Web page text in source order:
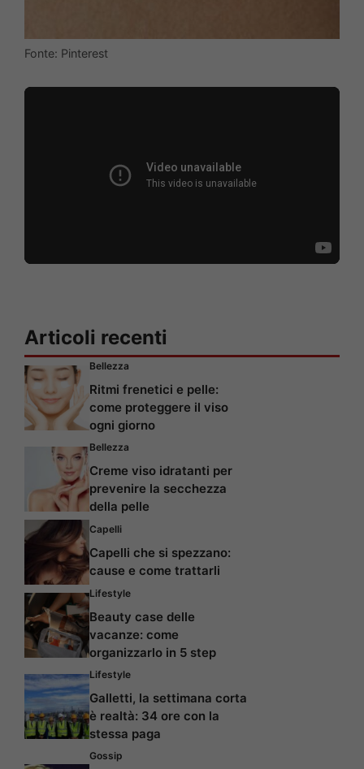
Fonte: Pinterest
Articoli recenti
Bellezza
Ritmi frenetici e pelle:
come proteggere il viso
ogni giorno
Bellezza
Creme viso idratanti per
prevenire la secchezza
della pelle
Capelli
Capelli che si spezzano:
cause e come trattarli
Lifestyle
Beauty case delle
vacanze: come
organizzarlo in 5 step
Lifestyle
Galletti, la settimana corta
è realtà: 34 ore con la
stessa paga
Gossip